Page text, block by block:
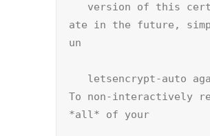
version of this
ate in the future,
un
letsencrypt-auto
To non-interactively
*all* of your